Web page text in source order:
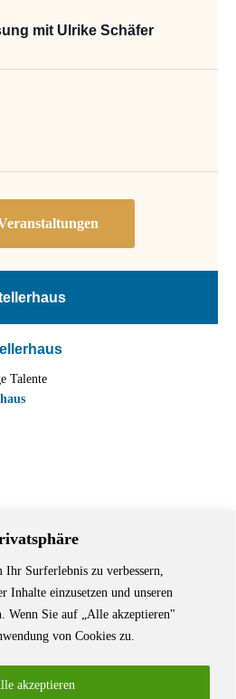
Surferlebnis zu verbessern,
Inhalte einzusetzen und unseren
Wenn Sie auf „Alle akzeptieren"
von Cookies zu.
akzeptieren
mit Ulrike Schäfer
Talente
Treffpunkt für Autorinnen und
sowie ein Veranstaltungsort für